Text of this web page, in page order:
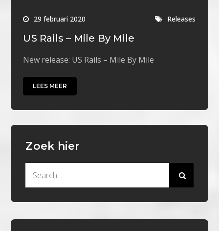
29 februari 2020 Releases
US Rails – Mile By Mile
New release: US Rails – Mile By Mile
LEES MEER
Zoek hier